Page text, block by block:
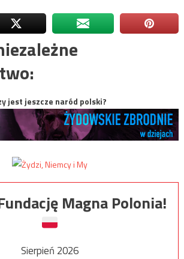
jest jeszcze naród polski?
Magna Polonia!
Sierpień 2026